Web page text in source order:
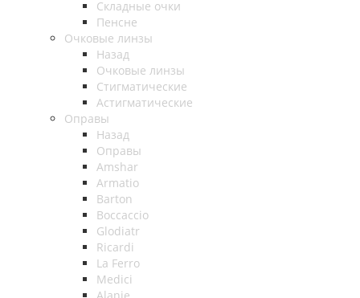
Складные очки
Пенсне
Очковые линзы
Назад
Очковые линзы
Стигматические
Астигматические
Оправы
Назад
Оправы
Amshar
Armatio
Barton
Boccaccio
Glodiatr
Ricardi
La Ferro
Medici